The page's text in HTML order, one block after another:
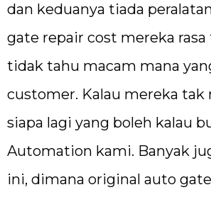
dan keduanya tiada
gate repair cost mereka rasa
tidak tahu macam mana
customer. Kalau mereka tak
siapa lagi yang boleh kalau
Automation kami. Banyak
ini, dimana original auto